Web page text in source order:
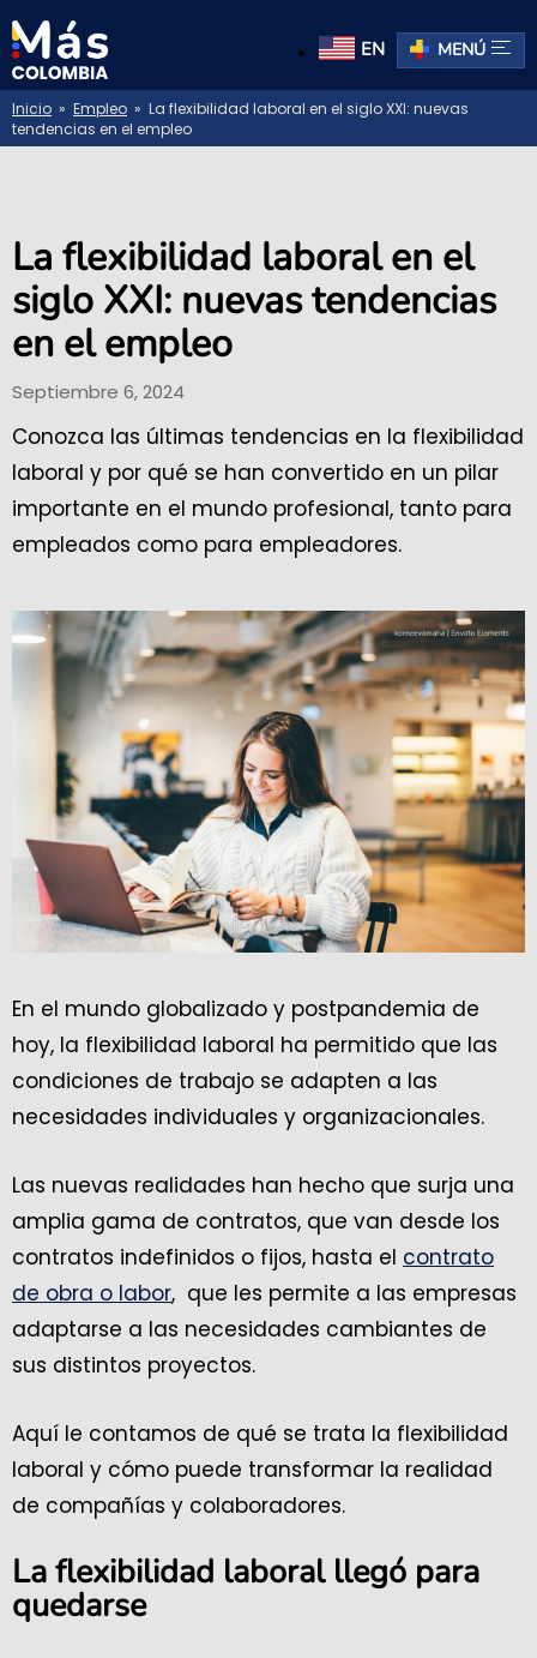
EN MENÚ
Inicio » Empleo » La flexibilidad laboral en el siglo XXI: nuevas
tendencias en el empleo
La flexibilidad laboral en el
siglo XXI: nuevas tendencias
en el empleo
Septiembre 6, 2024
Conozca las últimas tendencias en la flexibilidad
laboral y por qué se han convertido en un pilar
importante en el mundo profesional, tanto para
empleados como para empleadores.
En el mundo globalizado y postpandemia de
hoy, la flexibilidad laboral ha permitido que las
condiciones de trabajo se adapten a las
necesidades individuales y organizacionales.
Las nuevas realidades han hecho que surja una
amplia gama de contratos, que van desde los
contratos indefinidos o fijos, hasta el contrato
de obra o labor, que les permite a las empresas
adaptarse a las necesidades cambiantes de
sus distintos proyectos.
Aquí le contamos de qué se trata la flexibilidad
laboral y cómo puede transformar la realidad
de compañías y colaboradores.
La flexibilidad laboral llegó para
quedarse